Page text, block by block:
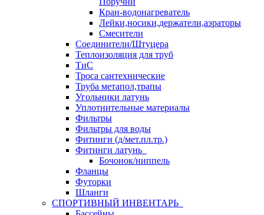
Кран-водонагреватель
Лейки,носики,держатели,аэраторы
Смесители
Соединители/Штуцера
Теплоизоляция для труб
ТиС
Троса сантехнические
Труба метапол,трапы
Угольники латунь
Уплотнительные материалы
Фильтры
Фильтры для воды
Фитинги (д/мет.пл.тр.)
Фитинги латунь
Бочонок/ниппель
Фланцы
Футорки
Шланги
СПОРТИВНЫЙ ИНВЕНТАРЬ